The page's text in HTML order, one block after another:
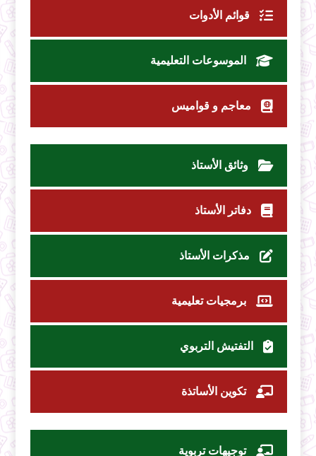
قوائم الأدوات
الموسوعات التعليمية
معاجم و قواميس
وثائق الأستاذ
دفاتر الأستاذ
مذكرات الأستاذ
برمجيات تعليمية
التفتيش التربوي
تكوين الأساتذة
توجيهات تربوية